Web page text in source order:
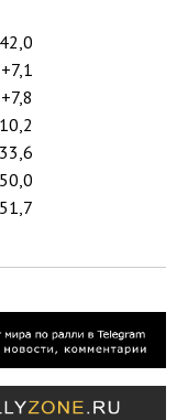
+7,1
+7,8